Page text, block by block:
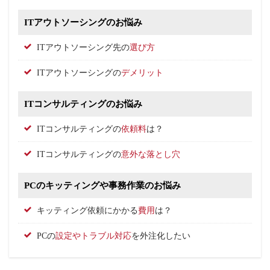
ITアウトソーシングのお悩み
ITアウトソーシング先の選び方
ITアウトソーシングのデメリット
ITコンサルティングのお悩み
ITコンサルティングの依頼料は？
ITコンサルティングの意外な落とし穴
PCのキッティングや事務作業のお悩み
キッティング依頼にかかる 費用 は？
PCの設定やトラブル対応を外注化したい